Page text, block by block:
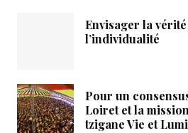
Envisager la
l’individualité
Pour un
Loiret et la
tzigane Vie et